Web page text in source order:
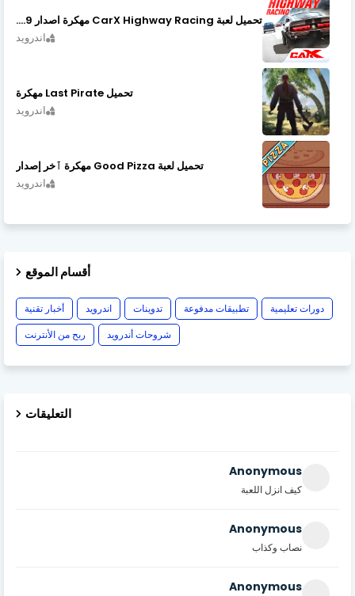
تحميل لعبة CarX Highway Racing مهكرة اصدار v1.74.9
اندرويد
تحميل Last Pirate مهكرة
اندرويد
تحميل لعبة Good Pizza مهكرة ٱخر إصدار
اندرويد
أقسام الموقع
أخبار تقنية اندرويد تدوينات تطبيقات مدفوعة
دورات تعليمية
ربح من الأنترنت
شروحات أندرويد
التعليقات
Anonymous
كيف انزل اللعبة
Anonymous
نصاب وكذاب
Anonymous